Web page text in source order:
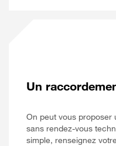
Un
On peut vous proposer
sans rendez-vous
simple, renseignez